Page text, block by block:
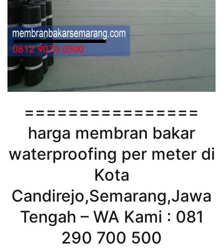
================
harga membran bakar
waterproofing per meter di
Kota
Candirejo,Semarang,Jawa
Tengah – WA Kami : 081
290 700 500